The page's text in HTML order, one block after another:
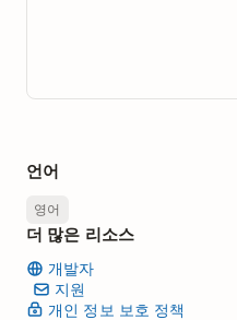
언어
영어
더 많은 리소스
개발자
지원
개인 정보 보호 정책